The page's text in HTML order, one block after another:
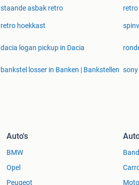
staande asbak retro
retro hoekkast
dacia logan pickup in Dacia
bankstel losser in Banken | Bankstellen sony
Auto's
BMW
Opel
Peugeot